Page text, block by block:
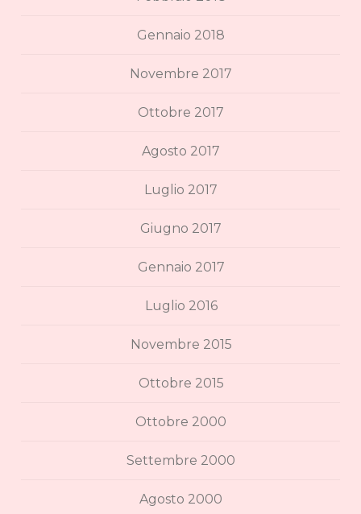
Gennaio 2018
Novembre 2017
Ottobre 2017
Agosto 2017
Luglio 2017
Giugno 2017
Gennaio 2017
Luglio 2016
Novembre 2015
Ottobre 2015
Ottobre 2000
Settembre 2000
Agosto 2000